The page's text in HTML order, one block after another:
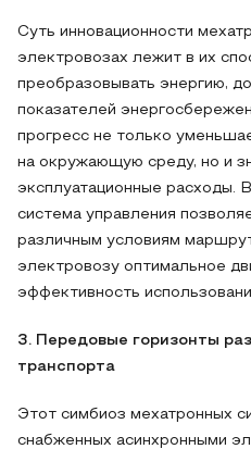
Суть инновационности
электровозах лежит в их
преобразовывать энергию,
показателей
прогресс не только
на окружающую среду, но и
эксплуатационные расходы.
система управления
различным условиям
электровозу оптимальное
эффективность
3. Передовые горизонты
транспорта
Этот симбиоз мехатронных
снабженных асинхронными